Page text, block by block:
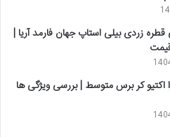
زردی بیلی استاپ جهان فارمد آریا |
اکتیو کر برس متوسط | بررسی ویژگی ها